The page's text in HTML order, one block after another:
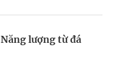
Năng lượng từ đá
nghiệp Việt trên